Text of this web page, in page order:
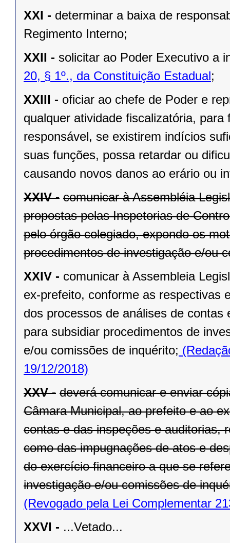
XXI - determinar a baixa de
Regimento Interno;
XXII - solicitar ao Poder Executivo a
20, § 1º., da Constituição Estadual;
XXIII - oficiar ao chefe de Poder e
qualquer atividade fiscalizatória,
responsável, se existirem indícios
suas funções, possa retardar ou
causando novos danos ao erário ou
XXIV - comunicar à Assembléia
propostas pelas Inspetorias de
pelo órgão colegiado, expondo os
procedimentos de investigação e/ou
XXIV - comunicar à Assembleia
ex-prefeito, conforme as respectivas
dos processos de análises de
para subsidiar procedimentos de
e/ou comissões de inquérito;
19/12/2018)
XXV - deverá comunicar e enviar
Câmara Municipal, ao prefeito e ao
contas e das inspeções e auditorias,
como das impugnações de atos e
do exercício financeiro a que se
investigação e/ou comissões de
(Revogado pela Lei Complementar
XXVI - ...Vetado...